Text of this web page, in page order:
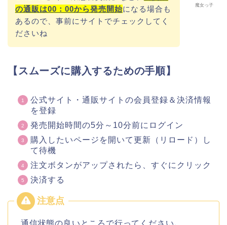
魔女っ子
の通販は00：00から発売開始になる場合も
あるので、事前にサイトでチェックしてく
ださいね
【スムーズに購入するための手順】
公式サイト・通販サイトの会員登録＆決済情報
を登録
発売開始時間の5分～10分前にログイン
購入したいページを開いて更新（リロード）し
て待機
注文ボタンがアップされたら、すぐにクリック
決済する
通信状態の良いところで行ってください。